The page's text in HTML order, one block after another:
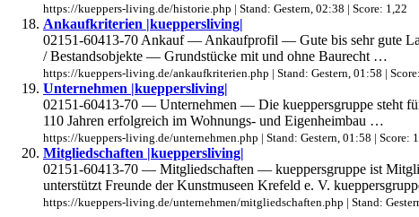
https://kueppers-living.de/historie.php | Stand: Gestern, 02:38 | Score: 1,22
Ankaufkriterien |kueppersliving|
02151-60413-70 Ankauf — Ankaufprofil — Gute bis sehr gute
/ Bestandsobjekte — Grundstücke mit und ohne Baurecht …
https://kueppers-living.de/ankaufkriterien.php | Stand: Gestern, 01:58 |
Unternehmen |kueppersliving|
02151-60413-70 — Unternehmen — Die kueppersgruppe steht
110 Jahren erfolgreich im Wohnungs- und Eigenheimbau …
https://kueppers-living.de/unternehmen.php | Stand: Gestern, 01:58 | Score:
Mitgliedschaften |kueppersliving|
02151-60413-70 — Mitgliedschaften — kueppersgruppe ist
unterstützt Freunde der Kunstmuseen Krefeld e. V.
https://kueppers-living.de/unternehmen/mitgliedschaften.php | Stand: